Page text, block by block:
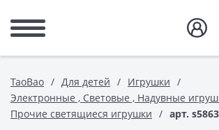
TaoBao Для детей
Игрушки
Электронные , Световые , Надувные
Прочие светящиеся игрушки
арт.